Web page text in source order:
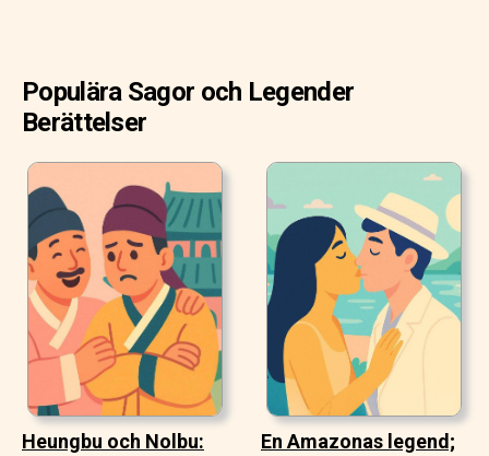
Populära Sagor och Legender
Berättelser
Heungbu och Nolbu:
En Amazonas legend;